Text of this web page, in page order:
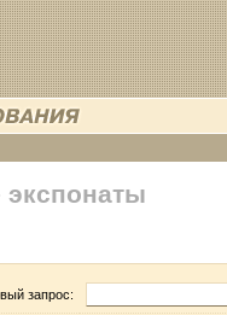
экспонаты
запрос: